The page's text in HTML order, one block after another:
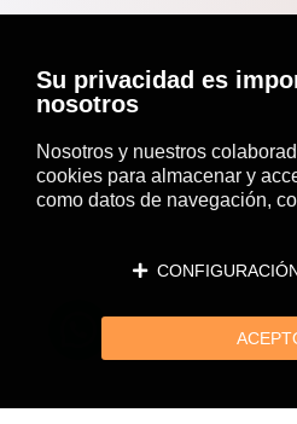
Su privacidad es
nosotros
Nosotros y nuestros
cookies para almacenar y
como datos de navegación,